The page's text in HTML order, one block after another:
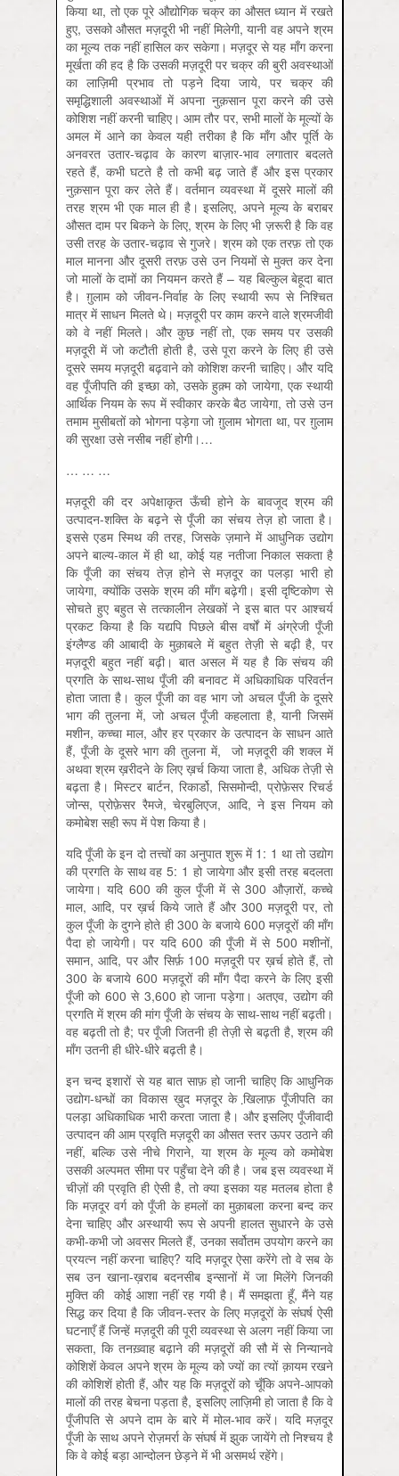
किया था, तो एक पूरे औद्योगिक चक्र का औसत ध्यान में रखते
हुए, उसको औसत मज़दूरी भी नहीं मिलेगी, यानी वह अपने श्रम
का मूल्य तक नहीं हासिल कर सकेगा। मज़दूर से यह माँग करना
मूर्खता की हद है कि उसकी मज़दूरी पर चक्र की बुरी अवस्थाओं
का लाज़िमी प्रभाव तो पड़ने दिया जाये, पर चक्र की
समृद्धिशाली अवस्थाओं में अपना नुक़सान पूरा करने की उसे
कोशिश नहीं करनी चाहिए। आम तौर पर, सभी मालों के मूल्यों के
अमल में आने का केवल यही तरीका है कि माँग और पूर्ति के
अनवरत उतार-चढ़ाव के कारण बाज़ार-भाव लगातार बदलते
रहते हैं, कभी घटते है तो कभी बढ़ जाते हैं और इस प्रकार
नुक़सान पूरा कर लेते हैं। वर्तमान व्यवस्था में दूसरे मालों की
तरह श्रम भी एक माल ही है। इसलिए, अपने मूल्य के बराबर
औसत दाम पर बिकने के लिए, श्रम के लिए भी ज़रूरी है कि वह
उसी तरह के उतार-चढ़ाव से गुजरे। श्रम को एक तरफ़ तो एक
माल मानना और दूसरी तरफ़ उसे उन नियमों से मुक्त कर देना
जो मालों के दामों का नियमन करते हैं – यह बिल्कुल बेहूदा बात
है। ग़ुलाम को जीवन-निर्वाह के लिए स्थायी रूप से निश्चित
मात्र में साधन मिलते थे। मज़दूरी पर काम करने वाले श्रमजीवी
को वे नहीं मिलते। और कुछ नहीं तो, एक समय पर उसकी
मज़दूरी में जो कटौती होती है, उसे पूरा करने के लिए ही उसे
दूसरे समय मज़दूरी बढ़वाने को कोशिश करनी चाहिए। और यदि
वह पूँजीपति की इच्छा को, उसके हुक़्म को जायेगा, एक स्थायी
आर्थिक नियम के रूप में स्वीकार करके बैठ जायेगा, तो उसे उन
तमाम मुसीबतों को भोगना पड़ेगा जो ग़ुलाम भोगता था, पर ग़ुलाम
की सुरक्षा उसे नसीब नहीं होगी।…
… … …
मज़दूरी की दर अपेक्षाकृत ऊँची होने के बावजूद श्रम की
उत्पादन-शक्ति के बढ़ने से पूँजी का संचय तेज़ हो जाता है।
इससे एडम स्मिथ की तरह, जिसके ज़माने में आधुनिक उद्योग
अपने बाल्य-काल में ही था, कोई यह नतीजा निकाल सकता है
कि पूँजी का संचय तेज़ होने से मज़दूर का पलड़ा भारी हो
जायेगा, क्योंकि उसके श्रम की माँग बढ़ेगी। इसी दृष्टिकोण से
सोचते हुए बहुत से तत्कालीन लेखकों ने इस बात पर आश्चर्य
प्रकट किया है कि यद्यपि पिछले बीस वर्षों में अंग्रेजी पूँजी
इंग्लैण्ड की आबादी के मुक़ाबले में बहुत तेज़ी से बढ़ी है, पर
मज़दूरी बहुत नहीं बढ़ी। बात असल में यह है कि संचय की
प्रगति के साथ-साथ पूँजी की बनावट में अधिकाधिक परिवर्तन
होता जाता है। कुल पूँजी का वह भाग जो अचल पूँजी के दूसरे
भाग की तुलना में, जो अचल पूँजी कहलाता है, यानी जिसमें
मशीन, कच्चा माल, और हर प्रकार के उत्पादन के साधन आते
हैं, पूँजी के दूसरे भाग की तुलना में, जो मज़दूरी की शक्ल में
अथवा श्रम ख़रीदने के लिए ख़र्च किया जाता है, अधिक तेज़ी से
बढ़ता है। मिस्टर बार्टन, रिकार्डो, सिसमोन्दी, प्रोफ़ेसर रिचर्ड
जोन्स, प्रोफ़ेसर रैमजे, चेरबुलिएज, आदि, ने इस नियम को
कमोबेश सही रूप में पेश किया है।
यदि पूँजी के इन दो तत्त्वों का अनुपात शुरू में 1: 1 था तो उद्योग
की प्रगति के साथ वह 5: 1 हो जायेगा और इसी तरह बदलता
जायेगा। यदि 600 की कुल पूँजी में से 300 औज़ारों, कच्चे
माल, आदि, पर ख़र्च किये जाते हैं और 300 मज़दूरी पर, तो
कुल पूँजी के दुगने होते ही 300 के बजाये 600 मज़दूरों की माँग
पैदा हो जायेगी। पर यदि 600 की पूँजी में से 500 मशीनों,
समान, आदि, पर और सिर्फ़ 100 मज़दूरी पर ख़र्च होते हैं, तो
300 के बजाये 600 मज़दूरों की माँग पैदा करने के लिए इसी
पूँजी को 600 से 3,600 हो जाना पड़ेगा। अतएव, उद्योग की
प्रगति में श्रम की मांग पूँजी के संचय के साथ-साथ नहीं बढ़ती।
वह बढ़ती तो है; पर पूँजी जितनी ही तेज़ी से बढ़ती है, श्रम की
माँग उतनी ही धीरे-धीरे बढ़ती है।
इन चन्द इशारों से यह बात साफ़ हो जानी चाहिए कि आधुनिक
उद्योग-धन्धों का विकास ख़ुद मज़दूर के खि़लाफ़ पूँजीपति का
पलड़ा अधिकाधिक भारी करता जाता है। और इसलिए पूँजीवादी
उत्पादन की आम प्रवृति मज़दूरी का औसत स्तर ऊपर उठाने की
नहीं, बल्कि उसे नीचे गिराने, या श्रम के मूल्य को कमोबेश
उसकी अल्पमत सीमा पर पहुँचा देने की है। जब इस व्यवस्था में
चीज़ों की प्रवृति ही ऐसी है, तो क्या इसका यह मतलब होता है
कि मज़दूर वर्ग को पूँजी के हमलों का मुक़ाबला करना बन्द कर
देना चाहिए और अस्थायी रूप से अपनी हालत सुधारने के उसे
कभी-कभी जो अवसर मिलते हैं, उनका सर्वोतम उपयोग करने का
प्रयत्न नहीं करना चाहिए? यदि मज़दूर ऐसा करेंगे तो वे सब के
सब उन खाना-ख़राब बदनसीब इन्सानों में जा मिलेंगे जिनकी
मुक्ति की कोई आशा नहीं रह गयी है। मैं समझता हूँ, मैंने यह
सिद्ध कर दिया है कि जीवन-स्तर के लिए मज़दूरों के संघर्ष ऐसी
घटनाएँ हैं जिन्हें मज़दूरी की पूरी व्यवस्था से अलग नहीं किया जा
सकता, कि तनख़्वाह बढ़ाने की मज़दूरों की सौ में से निन्यानवे
कोशिशें केवल अपने श्रम के मूल्य को ज्यों का त्यों क़ायम रखने
की कोशिशें होती हैं, और यह कि मज़दूरों को चूँकि अपने-आपको
मालों की तरह बेचना पड़ता है, इसलिए लाज़िमी हो जाता है कि वे
पूँजीपति से अपने दाम के बारे में मोल-भाव करें। यदि मज़दूर
पूँजी के साथ अपने रोज़मर्रा के संघर्ष में झुक जायेंगे तो निश्चय है
कि वे कोई बड़ा आन्दोलन छेड़ने में भी असमर्थ रहेंगे।